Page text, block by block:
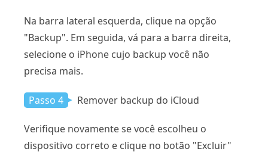
Na barra lateral esquerda, clique na opção
"Backup". Em seguida, vá para a barra direita,
selecione o iPhone cujo backup você não
precisa mais.
Passo 4 Remover backup do iCloud
Verifique novamente se você escolheu o
dispositivo correto e clique no botão "Excluir"